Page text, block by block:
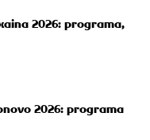
2026: programa,
2026: programa